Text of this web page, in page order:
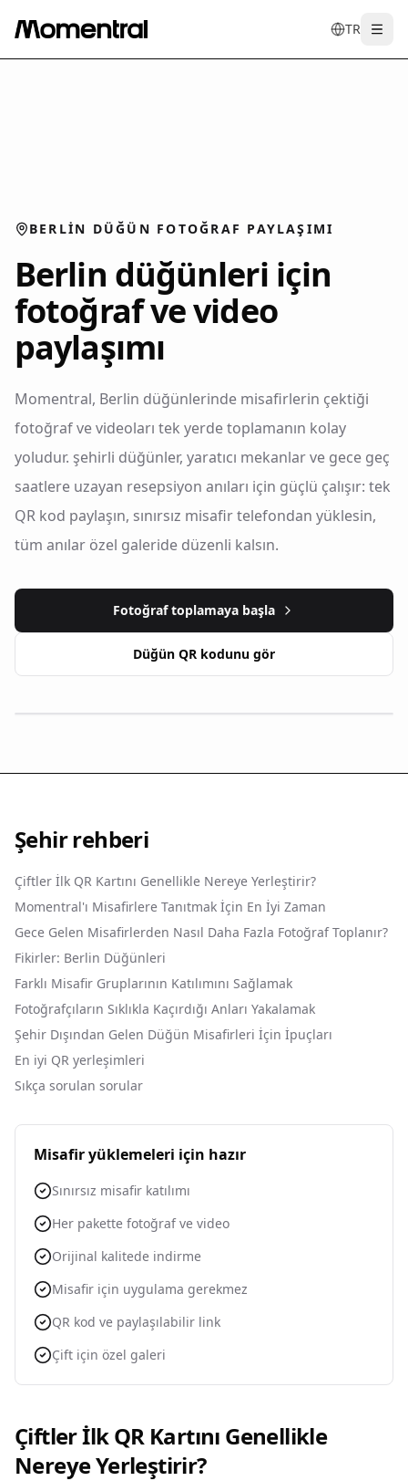
TR
entrdees
BERLIN DÜĞÜN FOTOĞRAF PAYLAŞIMI
Berlin düğünleri için
fotoğraf ve video
paylaşımı
Momentral, Berlin düğünlerinde misafirlerin çektiği
fotoğraf ve videoları tek yerde toplamanın kolay
yoludur. şehirli düğünler, yaratıcı mekanlar ve gece geç
saatlere uzayan resepsiyon anıları için güçlü çalışır: tek
QR kod paylaşın, sınırsız misafir telefondan yüklesin,
tüm anılar özel galeride düzenli kalsın.
Fotoğraf toplamaya başla
Düğün QR kodunu gör
Şehir rehberi
Çiftler İlk QR Kartını Genellikle Nereye Yerleştirir?
Momentral'ı Misafirlere Tanıtmak İçin En İyi Zaman
Gece Gelen Misafirlerden Nasıl Daha Fazla Fotoğraf Toplanır?
Fikirler: Berlin Düğünleri
Farklı Misafir Gruplarının Katılımını Sağlamak
Fotoğrafçıların Sıklıkla Kaçırdığı Anları Yakalamak
Şehir Dışından Gelen Düğün Misafirleri İçin İpuçları
En iyi QR yerleşimleri
Sıkça sorulan sorular
Misafir yüklemeleri için hazır
Sınırsız misafir katılımı
Her pakette fotoğraf ve video
Orijinal kalitede indirme
Misafir için uygulama gerekmez
QR kod ve paylaşılabilir link
Çift için özel galeri
Çiftler İlk QR Kartını Genellikle
Nereye Yerleştirir?